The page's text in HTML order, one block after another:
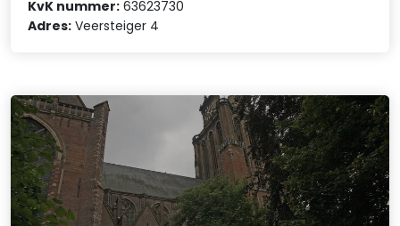
KvK nummer: 63623730
Adres: Veersteiger 4